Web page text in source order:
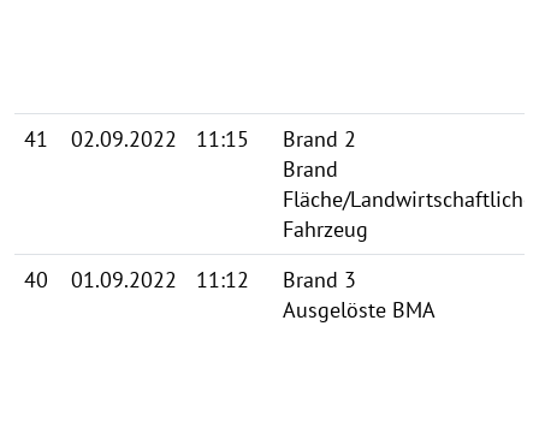
41 02.09.2022 11:15
Brand 2
Brand
Fläche/
Fahrzeug
40
01.09.2022 11:12
Brand 3
Ausgelöste BMA